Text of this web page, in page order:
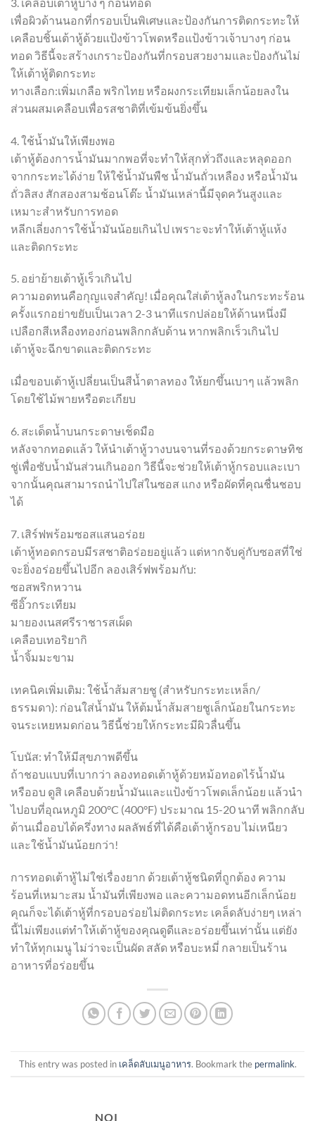
เพื่อผิวด้านนอกที่กรอบเป็นพิเศษและป้องกันการติดกระทะให้
เคลือบชิ้นเต้าหู้ด้วยแป้งข้าวโพดหรือแป้งข้าวเจ้าบางๆ ก่อน
ทอด วิธีนี้จะสร้างเกราะป้องกันที่กรอบสวยงามและป้องกันไม่
ให้เต้าหู้ติดกระทะ
ทางเลือก:เพิ่มเกลือ พริกไทย หรือผงกระเทียมเล็กน้อยลงใน
ส่วนผสมเคลือบเพื่อรสชาติที่เข้มข้นยิ่งขึ้น
4. ใช้น้ำมันให้เพียงพอ
เต้าหู้ต้องการน้ำมันมากพอที่จะทำให้สุกทั่วถึงและหลุดออก
จากกระทะได้ง่าย ให้ใช้น้ำมันพืช น้ำมันถั่วเหลือง หรือน้ำมัน
ถั่วลิสง สักสองสามช้อนโต๊ะ น้ำมันเหล่านี้มีจุดควันสูงและ
เหมาะสำหรับการทอด
หลีกเลี่ยงการใช้น้ำมันน้อยเกินไป เพราะจะทำให้เต้าหู้แห้ง
และติดกระทะ
5. อย่าย้ายเต้าหู้เร็วเกินไป
ความอดทนคือกุญแจสำคัญ! เมื่อคุณใส่เต้าหู้ลงในกระทะร้อน
ครั้งแรกอย่าขยับเป็นเวลา 2-3 นาทีแรกปล่อยให้ด้านหนึ่งมี
เปลือกสีเหลืองทองก่อนพลิกกลับด้าน หากพลิกเร็วเกินไป
เต้าหู้จะฉีกขาดและติดกระทะ
เมื่อขอบเต้าหู้เปลี่ยนเป็นสีน้ำตาลทอง ให้ยกขึ้นเบาๆ แล้วพลิก
โดยใช้ไม้พายหรือตะเกียบ
6. สะเด็ดน้ำบนกระดาษเช็ดมือ
หลังจากทอดแล้ว ให้นำเต้าหู้วางบนจานที่รองด้วยกระดาษทิช
ชู่เพื่อซับน้ำมันส่วนเกินออก วิธีนี้จะช่วยให้เต้าหู้กรอบและเบา
จากนั้นคุณสามารถนำไปใส่ในซอส แกง หรือผัดที่คุณชื่นชอบ
ได้
7. เสิร์ฟพร้อมซอสแสนอร่อย
เต้าหู้ทอดกรอบมีรสชาติอร่อยอยู่แล้ว แต่หากจับคู่กับซอสที่ใช่
จะยิ่งอร่อยขึ้นไปอีก ลองเสิร์ฟพร้อมกับ:
ซอสพริกหวาน
ซีอิ๊วกระเทียม
มายองเนสศรีราชารสเผ็ด
เคลือบเทอริยากิ
น้ำจิ้มมะขาม
เทคนิคเพิ่มเติม: ใช้น้ำส้มสายชู (สำหรับกระทะเหล็ก/
ธรรมดา): ก่อนใส่น้ำมัน ให้ต้มน้ำส้มสายชูเล็กน้อยในกระทะ
จนระเหยหมดก่อน วิธีนี้ช่วยให้กระทะมีผิวลื่นขึ้น
โบนัส: ทำให้มีสุขภาพดีขึ้น
ถ้าชอบแบบที่เบากว่า ลองทอดเต้าหู้ด้วยหม้อทอดไร้น้ำมัน
หรืออบ ดูสิ เคลือบด้วยน้ำมันและแป้งข้าวโพดเล็กน้อย แล้วนำ
ไปอบที่อุณหภูมิ 200°C (400°F) ประมาณ 15-20 นาที พลิกกลับ
ด้านเมื่ออบได้ครึ่งทาง ผลลัพธ์ที่ได้คือเต้าหู้กรอบ ไม่เหนียว
และใช้น้ำมันน้อยกว่า!
การทอดเต้าหู้ไม่ใช่เรื่องยาก ด้วยเต้าหู้ชนิดที่ถูกต้อง ความ
ร้อนที่เหมาะสม น้ำมันที่เพียงพอ และความอดทนอีกเล็กน้อย
คุณก็จะได้เต้าหู้ที่กรอบอร่อยไม่ติดกระทะ เคล็ดลับง่ายๆ เหล่า
นี้ไม่เพียงแต่ทำให้เต้าหู้ของคุณดูดีและอร่อยขึ้นเท่านั้น แต่ยัง
ทำให้ทุกเมนู ไม่ว่าจะเป็นผัด สลัด หรือบะหมี่ กลายเป็นร้าน
อาหารที่อร่อยขึ้น
This entry was posted in เคล็ดลับเมนูอาหาร. Bookmark the permalink.
NOI